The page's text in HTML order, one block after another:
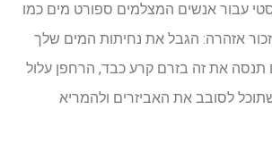
עבור אנשים המצלמים ספורט מים כמו
אזהרה: הגבל את נחיתות המים שלך
תנסה את זה בזרם קרע כבד, הרחפן עלול
לסובב את האביזרים ולהמריא